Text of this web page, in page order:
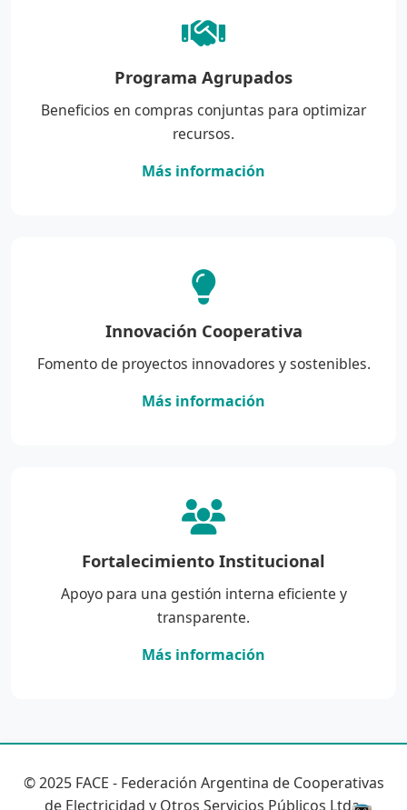
Programa Agrupados
Beneficios en compras conjuntas para optimizar
recursos.
Más información
Innovación Cooperativa
Fomento de proyectos innovadores y sostenibles.
Más información
Fortalecimiento Institucional
Apoyo para una gestión interna eficiente y
transparente.
Más información
© 2025 FACE - Federación Argentina de Cooperativas
de Electricidad y Otros Servicios Públicos Ltda.